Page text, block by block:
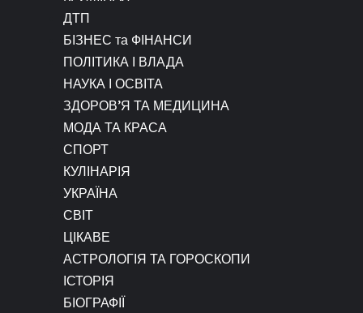
ДТП
БІЗНЕС та ФІНАНСИ
ПОЛІТИКА І ВЛАДА
НАУКА І ОСВІТА
ЗДОРОВ’Я ТА МЕДИЦИНА
МОДА ТА КРАСА
СПОРТ
КУЛІНАРІЯ
УКРАЇНА
СВІТ
ЦІКАВЕ
АСТРОЛОГІЯ ТА ГОРОСКОПИ
ІСТОРІЯ
БІОГРАФІЇ